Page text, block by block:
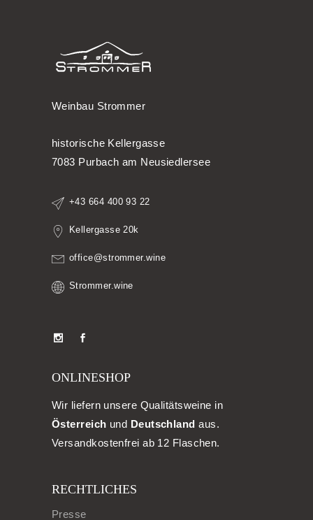
Weinbau Strommer
historische Kellergasse
7083 Purbach am Neusiedlersee
+43 664 400 93 22
Kellergasse 20k
office@strommer.wine
Strommer.wine
ONLINESHOP
Wir liefern unsere Qualitätsweine in
Österreich und Deutschland aus.
Versandkostenfrei ab 12 Flaschen.
RECHTLICHES
Presse